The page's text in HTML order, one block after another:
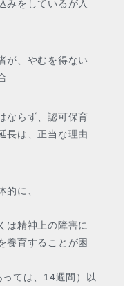
みをしているが入
が、やむを得ない
ならず、認可保育
長は、正当な理由
に、
は精神上の障害に
養育することが困
っては、14週間）以